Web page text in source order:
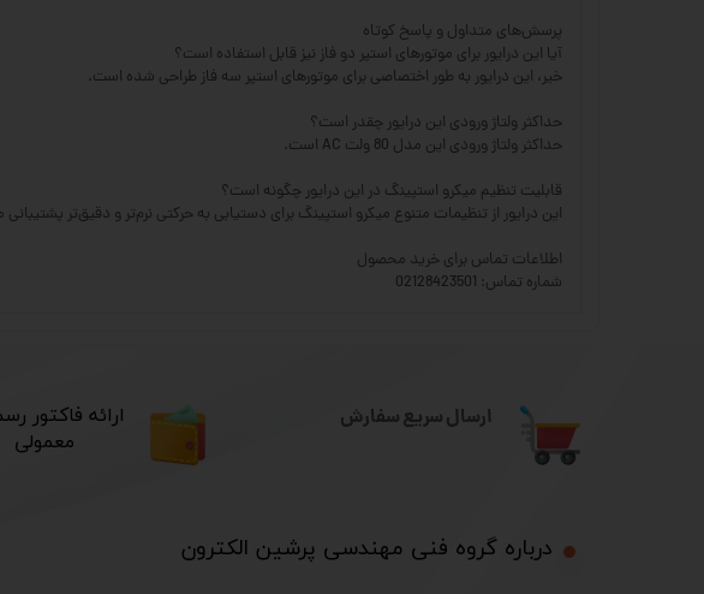
پرسش‌های متداول و پاسخ کوتاه
آیا این درایور برای موتورهای استپر دو فاز نیز قابل استفاده است؟
خیر، این درایور به طور اختصاصی برای موتورهای استپر سه فاز طراحی شده است.
حداکثر ولتاژ ورودی این درایور چقدر است؟
حداکثر ولتاژ ورودی این مدل 80 ولت AC است.
قابلیت تنظیم میکرو استپینگ در این درایور چگونه است؟
این درایور از تنظیمات متنوع میکرو استپینگ برای دستیابی به حرکتی نرم‌تر و دقیق‌تر پشتیبانی
اطلاعات تماس برای خرید محصول
شماره تماس: 02128423501
ارسال سریع سفارش
درباره گروه فنی مهندسی پرشین الکترون​​​​​​​
​ارائه فاکتور
معمولی